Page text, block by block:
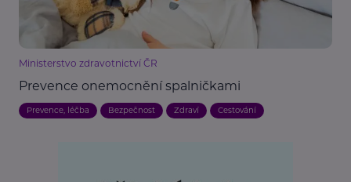
Ministerstvo zdravotnictví ČR
Prevence onemocnění spalničkami
Prevence, léčba Bezpečnost Zdraví Cestování